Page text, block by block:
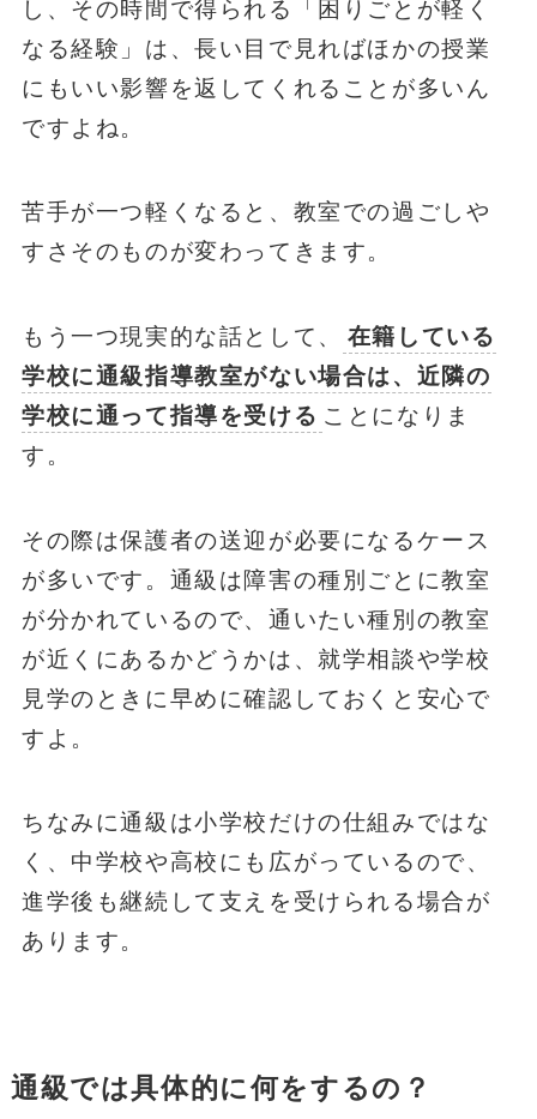
し、その時間で得られる「困りごとが軽く
なる経験」は、長い目で見ればほかの授業
にもいい影響を返してくれることが多いん
ですよね。
苦手が一つ軽くなると、教室での過ごしや
すさそのものが変わってきます。
もう一つ現実的な話として、
在籍している
学校に通級指導教室がない場合は、近隣の
学校に通って指導を受ける ことになりま
す。
その際は保護者の送迎が必要になるケース
が多いです。通級は障害の種別ごとに教室
が分かれているので、通いたい種別の教室
が近くにあるかどうかは、就学相談や学校
見学のときに早めに確認しておくと安心で
すよ。
ちなみに通級は小学校だけの仕組みではな
く、中学校や高校にも広がっているので、
進学後も継続して支えを受けられる場合が
あります。
通級では具体的に何をするの？